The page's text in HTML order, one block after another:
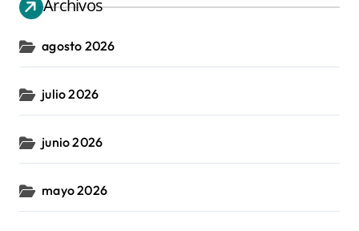
Archivos
agosto 2026
julio 2026
junio 2026
mayo 2026